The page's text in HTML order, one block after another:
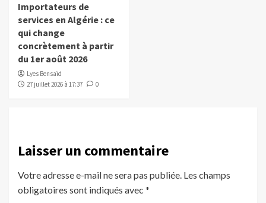
Importateurs de
services en Algérie : ce
qui change
concrètement à partir
du 1er août 2026
Lyes Bensaïd
27 juillet 2026 à 17:37
0
Laisser un commentaire
Votre adresse e-mail ne sera pas publiée. Les champs
obligatoires sont indiqués avec *